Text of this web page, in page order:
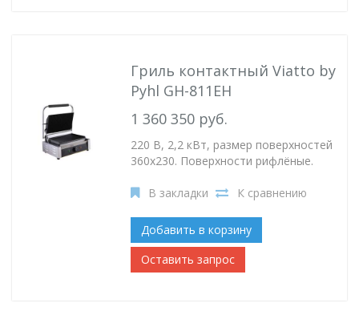
Гриль контактный Viatto by
Pyhl GH-811EH
1 360 350 руб.
220 В, 2,2 кВт, размер поверхностей
360х230. Поверхности рифлёные.
В закладки К сравнению
Добавить в корзину
Оставить запрос